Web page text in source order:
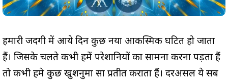
हमारी जिंदगी में आये दिन कुछ नया आकस्मिक घटित हो जाता
हैं। जिसके चलते कभी हमें परेशानियों का सामना करना पड़ता हैं
तो कभी हमे कुछ खुशनुमा सा प्रतीत कराता हैं। दरअसल ये सब